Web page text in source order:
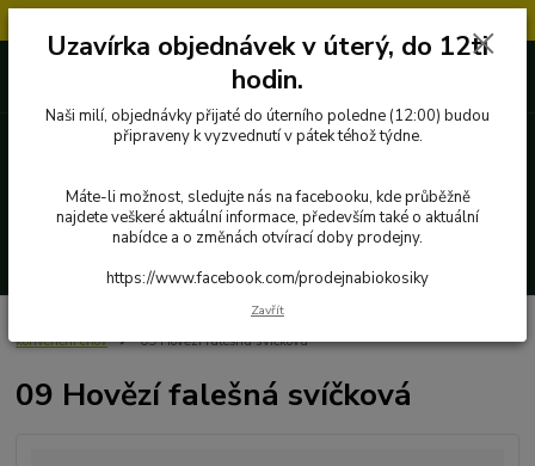
727 862 655, 737 283 505
Ryby, maso a masné výrobky
konvenční chov
09 Hovězí falešná svíčková
09 Hovězí falešná svíčková
Uzavírka objednávek v úterý, do 12ti
hodin.
Naši milí, objednávky přijaté do úterního poledne (12:00) budou
připraveny k vyzvednutí v pátek téhož týdne.
Máte-li možnost, sledujte nás na facebooku, kde průběžně
najdete veškeré aktuální informace, především také o aktuální
nabídce a o změnách otvírací doby prodejny.
https://www.facebook.com/prodejnabiokosiky
Zavřít